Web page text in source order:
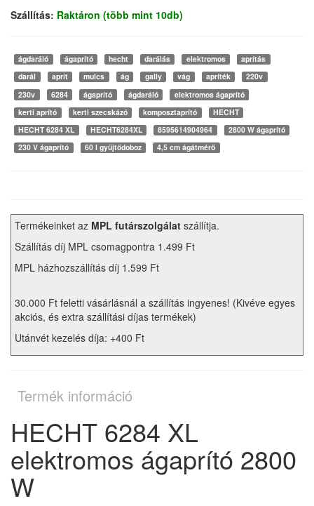
Szállítás: Raktáron (több mint 10db)
ágdaráló ágaprító hecht darálás elektromos
aprítás
darál
aprít mulcs ág gally vág apríték
220v
230v
6284 ágaprító ágdaráló
elektromos ágaprító
kerti aprító
kerti szecskázó komposztaprító
HECHT
HECHT 6284 XL
HECHT6284XL 8595614904964
2800 W ágaprító
230 V ágaprító
60 l gyűjtődoboz 4,5 cm ágátmérő
Termékeinket az MPL futárszolgálat szállítja.
Szállítás díj MPL csomagpontra 1.499 Ft
MPL házhozszállítás díj 1.599 Ft
30.000 Ft feletti vásárlásnál a szállítás ingyenes! (Kivéve egyes
akciós, és extra szállítási díjas termékek)
Utánvét kezelés díja: +400 Ft
Termék információ
HECHT 6284 XL
elektromos ágaprító 2800
W